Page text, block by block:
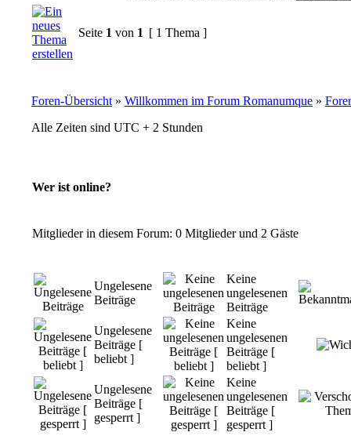
Seite 1 von 1 [ 1 Thema ]
Foren-Übersicht » Willkommen im Forum Romanumque »
Alle Zeiten sind UTC + 2 Stunden
Wer ist online?
Mitglieder in diesem Forum: 0 Mitglieder und 2 Gäste
Ungelesene
Beiträge
Keine
ungelesenen
Beiträge
Ungelesene
Beiträge [
beliebt ]
Keine
ungelesenen
Beiträge [
beliebt ]
Ungelesene
Beiträge [
gesperrt ]
Keine
ungelesenen
Beiträge [
gesperrt ]